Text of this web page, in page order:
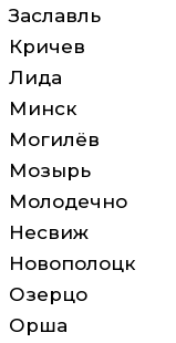
Заславль
Кричев
Лида
Минск
Могилёв
Мозырь
Молодечно
Несвиж
Новополоцк
Озерцо
Орша